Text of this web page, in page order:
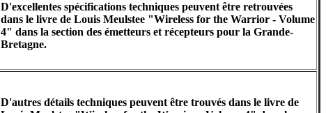
D'excellentes spécifications techniques peuvent être retrouvées
dans le livre de Louis Meulstee "Wireless for the Warrior - Volume
4" dans la section des émetteurs et récepteurs pour la Grande-
Bretagne.
D'autres détails techniques peuvent être trouvés dans le livre de